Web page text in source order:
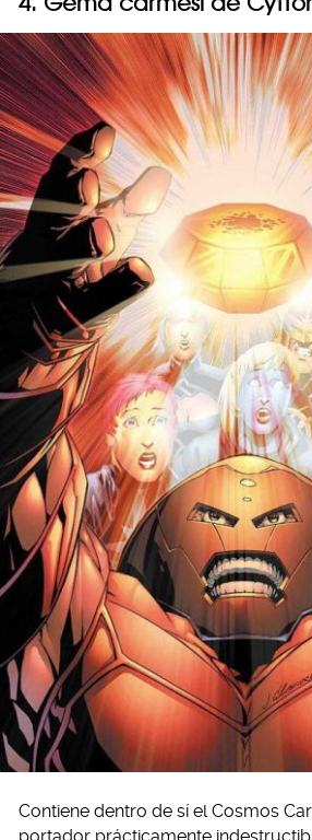
Contiene dentro de sí el Cosmos
portador prácticamente